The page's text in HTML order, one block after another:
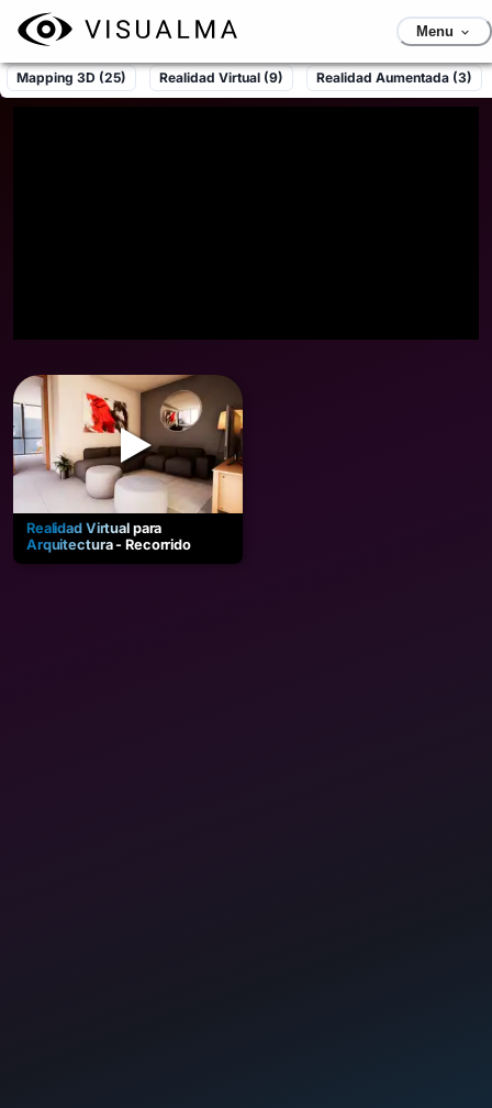
Menu
Mapping 3D (25) Realidad Virtual (9) Realidad Aumentada (3)
Realidad Virtual para
Arquitectura - Recorrido
virtual